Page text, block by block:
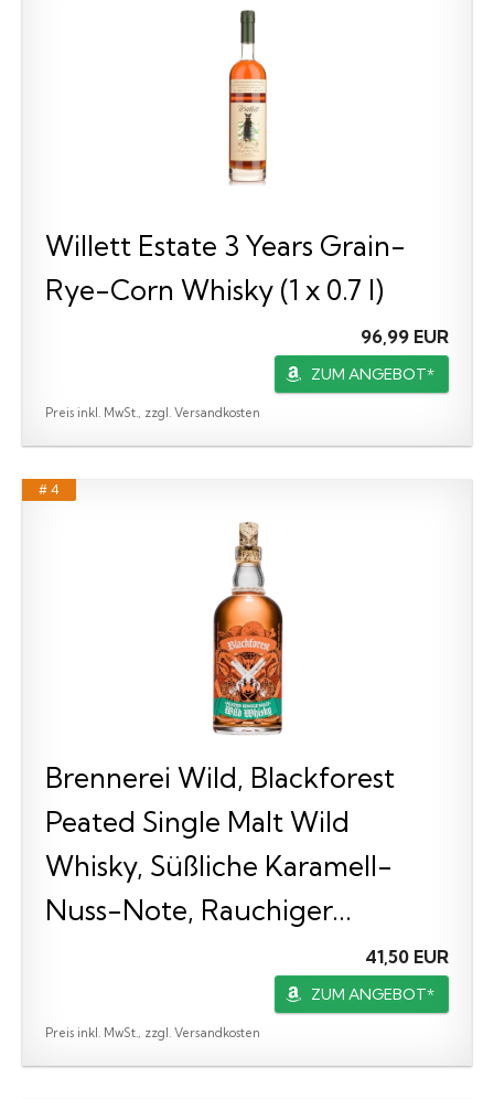
Willett Estate 3 Years Grain-
Rye-Corn Whisky (1 x 0.7 l)
96,99 EUR
ZUM ANGEBOT*
Preis inkl. MwSt., zzgl. Versandkosten
# 4
Brennerei Wild, Blackforest
Peated Single Malt Wild
Whisky, Süßliche Karamell-
Nuss-Note, Rauchiger...
41,50 EUR
ZUM ANGEBOT*
Preis inkl. MwSt., zzgl. Versandkosten